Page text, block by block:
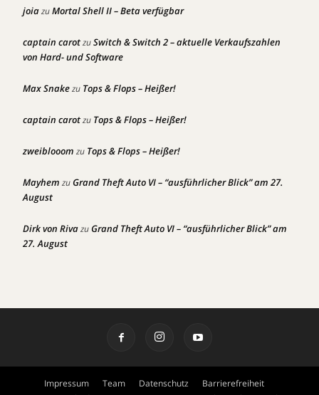
joiazuMortal Shell II – Beta verfügbar
captain carotzuSwitch & Switch 2 – aktuelle Verkaufszahlen
von Hard- und Software
Max Snakezu Tops & Flops – Heißer!
captain carotzu Tops & Flops – Heißer!
zweiblooom zu Tops & Flops – Heißer!
Mayhem zuGrand Theft Auto VI – “ausführlicher Blick” am 27.
August
Dirk von RivazuGrand Theft Auto VI – “ausführlicher Blick” am
27. August
Impressum Team Datenschutz
Barrierefreiheit